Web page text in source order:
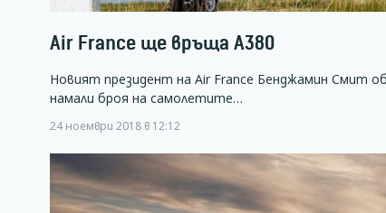
Air France ще връща А380
Новият президент на Air France Бенджамин Смит
намали броя на самолетите…
24 ноември 2018 в 12:12